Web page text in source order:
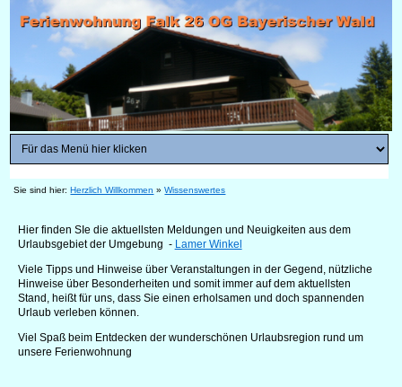
Sie sind hier:Herzlich Willkommen »Wissenswertes
Hier finden SIe die aktuellsten Meldungen und Neuigkeiten aus dem
Urlaubsgebiet der Umgebung - Lamer Winkel
Viele Tipps und Hinweise über Veranstaltungen in der Gegend, nützliche
Hinweise über Besonderheiten und somit immer auf dem aktuellsten
Stand, heißt für uns, dass Sie einen erholsamen und doch spannenden
Urlaub verleben können.
Viel Spaß beim Entdecken der wunderschönen Urlaubsregion rund um
unsere Ferienwohnung